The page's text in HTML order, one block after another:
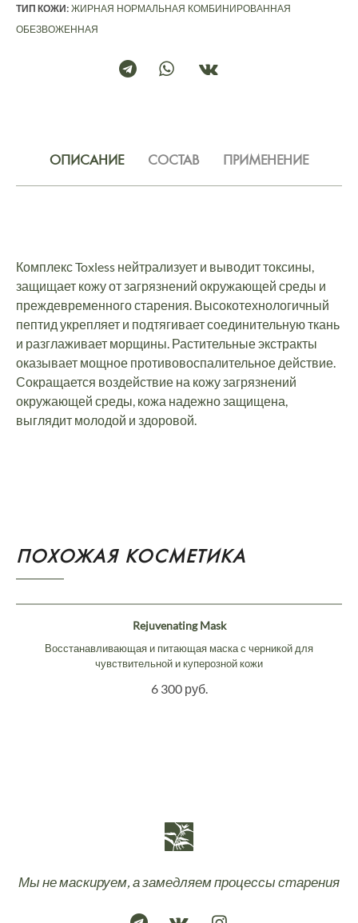
ТИП КОЖИ: ЖИРНАЯ НОРМАЛЬНАЯ КОМБИНИРОВАННАЯ
ОБЕЗВОЖЕННАЯ
ОПИСАНИЕ СОСТАВ ПРИМЕНЕНИЕ
Комплекс Toxless нейтрализует и выводит токсины,
защищает кожу от загрязнений окружающей среды и
преждевременного старения. Высокотехнологичный
пептид укрепляет и подтягивает соединительную ткань
и разглаживает морщины. Растительные экстракты
оказывает мощное противовоспалительное действие.
Сокращается воздействие на кожу загрязнений
окружающей среды, кожа надежно защищена,
выглядит молодой и здоровой.
ПОХОЖАЯ КОСМЕТИКА
Rejuvenating Mask
Восстанавливающая и питающая маска с черникой для
чувствительной и куперозной кожи
6 300 руб.
Мы не маскируем, а замедляем процессы старения